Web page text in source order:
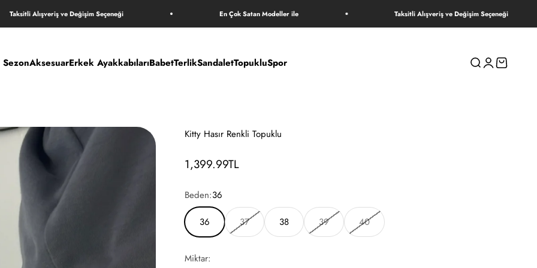
Alışveriş ve Değişim Seçeneği En Çok Satan Modeller ile Taksitli Alışveriş ve Değişim Seçeneği
AksesuarErkek AyakkabılarıBabetTerlikSandaletTopukluSpor
Ara Giriş yap
Sepet
Kitty Hasır Renkli Topuklu
İndirimli fiyat
1,399.99TL
Beden:36
36 37 38 39 40
Miktar: